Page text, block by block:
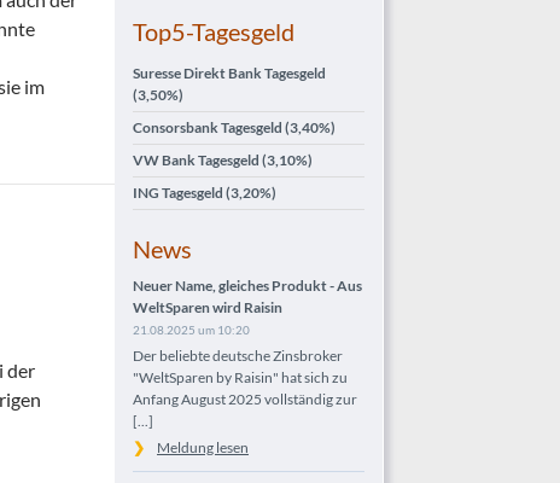
im
2014
der
Top5-Tagesgeld
Suresse Direkt Bank Tagesgeld
(3,50%)
Consorsbank Tagesgeld (3,40%)
VW Bank Tagesgeld (3,10%)
ING Tagesgeld (3,20%)
News
Neuer Name, gleiches Produkt - Aus
WeltSparen wird Raisin
21.08.2025 um 10:20
Der beliebte deutsche Zinsbroker
"WeltSparen by Raisin" hat sich zu
Anfang August 2025 vollständig zur
[...]
Meldung lesen